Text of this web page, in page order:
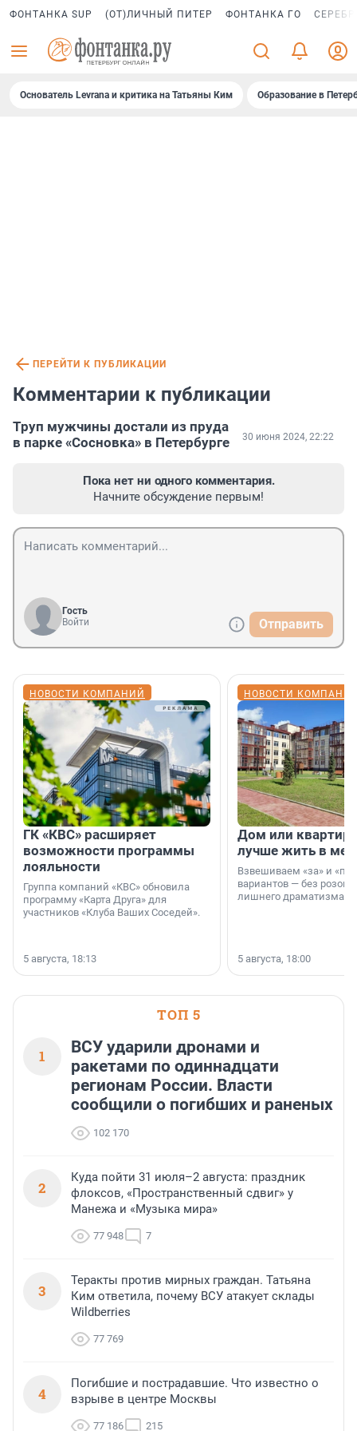
ФОНТАНКА SUP (ОТ)ЛИЧНЫЙ ПИТЕР ФОНТАНКА ГО
Основатель Levrana и критика на Татьяны Ким Образование в
ПЕРЕЙТИ К ПУБЛИКАЦИИ
Комментарии к публикации
Труп мужчины достали из пруда
в парке «Сосновка» в Петербурге
30 июня 2024, 22:22
Пока нет ни одного комментария.
Начните обсуждение первым!
Гость
Войти
Отправить
НОВОСТИ КОМПАНИЙ
ГК «КВС» расширяет
возможности программы
лояльности
Группа компаний «КВС» обновила
программу «Карта Друга» для
участников «Клуба Ваших Соседей».
5 августа, 18:13
НОВОСТИ
Дом или
лучше жить в
Взвешиваем «за» и
вариантов — без
лишнего драматизма.
5 августа, 18:00
ТОП 5
1
ВСУ ударили дронами и
ракетами по одиннадцати
регионам России. Власти
сообщили о погибших и раненых
102 170
2
Куда пойти 31 июля–2 августа: праздник
флоксов, «Пространственный сдвиг» у
Манежа и «Музыка мира»
77 948 7
3
Теракты против мирных граждан. Татьяна
Ким ответила, почему ВСУ атакует склады
Wildberries
77 769
4
Погибшие и пострадавшие. Что известно о
взрыве в центре Москвы
77 186 215